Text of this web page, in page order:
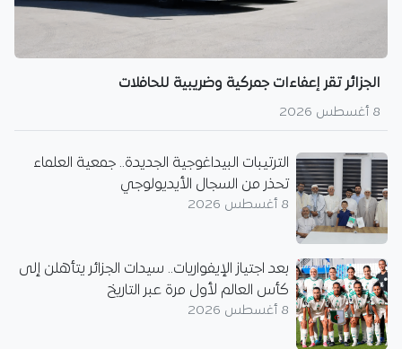
الجزائر تقر إعفاءات جمركية وضريبية للحافلات
8 أغسطس 2026
الترتيبات البيداغوجية الجديدة.. جمعية العلماء
تحذر من السجال الأيديولوجي
8 أغسطس 2026
بعد اجتياز الإيفواريات.. سيدات الجزائر يتأهلن إلى
كأس العالم لأول مرة عبر التاريخ
8 أغسطس 2026